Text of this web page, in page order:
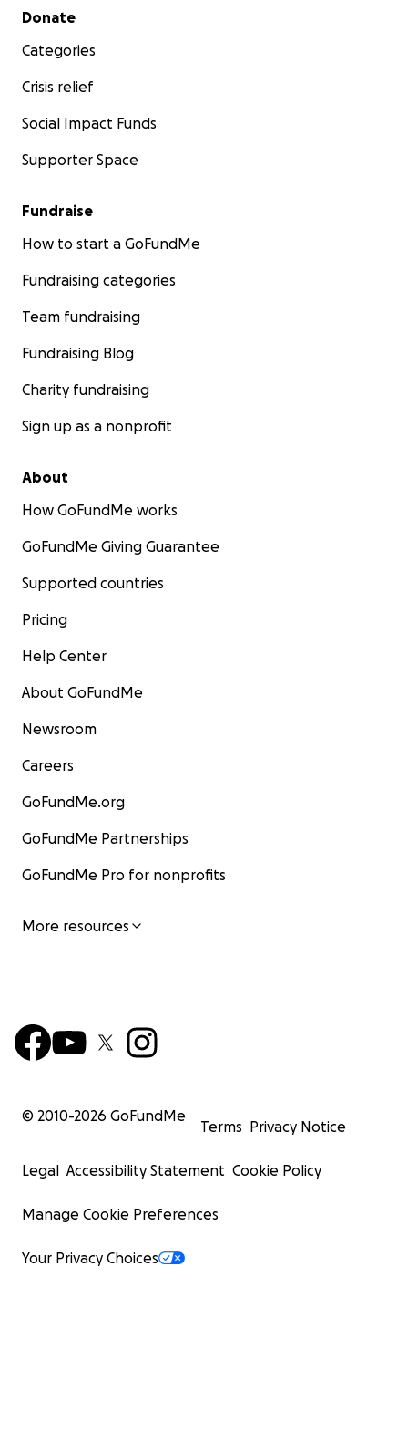
Secondary menu
Donate
Categories
Crisis relief
Social Impact Funds
Supporter Space
Fundraise
How to start a GoFundMe
Fundraising categories
Team fundraising
Fundraising Blog
Charity fundraising
Sign up as a nonprofit
About
How GoFundMe works
GoFundMe Giving Guarantee
Supported countries
Pricing
Help Center
About GoFundMe
Newsroom
Careers
GoFundMe.org
GoFundMe Partnerships
GoFundMe Pro for nonprofits
More resources
© 2010-2026 GoFundMe
Terms Privacy Notice
Legal Accessibility Statement Cookie Policy
Manage Cookie Preferences
Your Privacy Choices